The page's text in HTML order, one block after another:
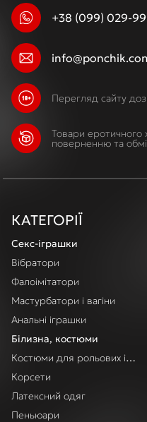
+38 (099) 029-
Перегляд сайту
Товари еротичного
поверненню та
КАТЕГОРІЇ
Секс-іграшки
Вібратори
Фалоімітатори
Мастурбатори і вагіни
Анальні іграшки
Білизна, костюми
Костюми для рольових ігор
Корсети
Латексний одяг
Пеньюари